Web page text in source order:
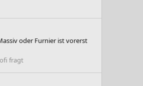
oder Furnier ist vorerst
fragt